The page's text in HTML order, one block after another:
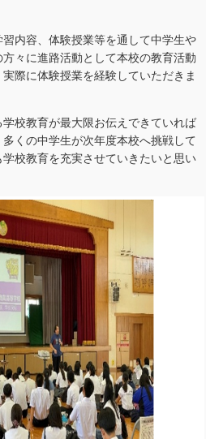
内容、体験授業等を通して中学生や
々に進路活動として本校の教育活動
際に体験授業を経験していただきま
校教育が最大限お伝えできていれば
くの中学生が次年度本校へ挑戦して
校教育を充実させていきたいと思い